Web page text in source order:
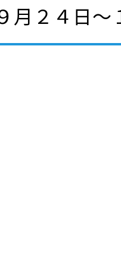
２４日～